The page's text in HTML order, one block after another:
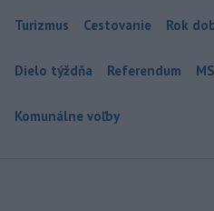
Turizmus Cestovanie Rok
Dielo týždňa Referendum
Komunálne voľby